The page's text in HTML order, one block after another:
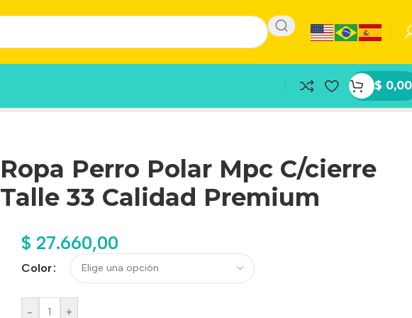
$ 0,00
Ropa Perro Polar Mpc C/cierre
Talle 33 Calidad Premium
$ 27.660,00
Color
- +